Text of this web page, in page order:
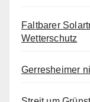
Faltbarer
Wetterschutz
Gerresheimer